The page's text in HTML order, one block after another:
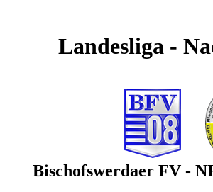
Landesliga -
Bischofswerdaer FV -